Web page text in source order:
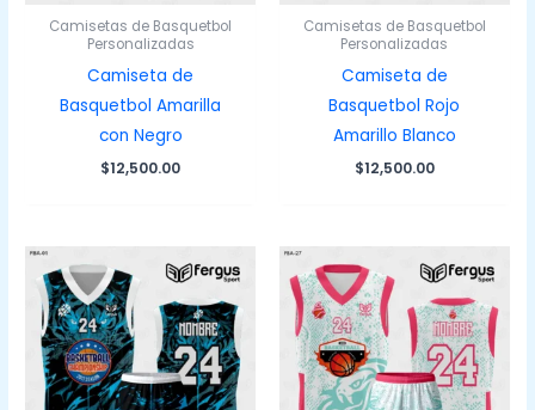
Camisetas de Basquetbol
Personalizadas
Camiseta de
Basquetbol Amarilla
con Negro
$12,500.00
Camisetas de Basquetbol
Personalizadas
Camiseta de
Basquetbol Rojo
Amarillo Blanco
$12,500.00